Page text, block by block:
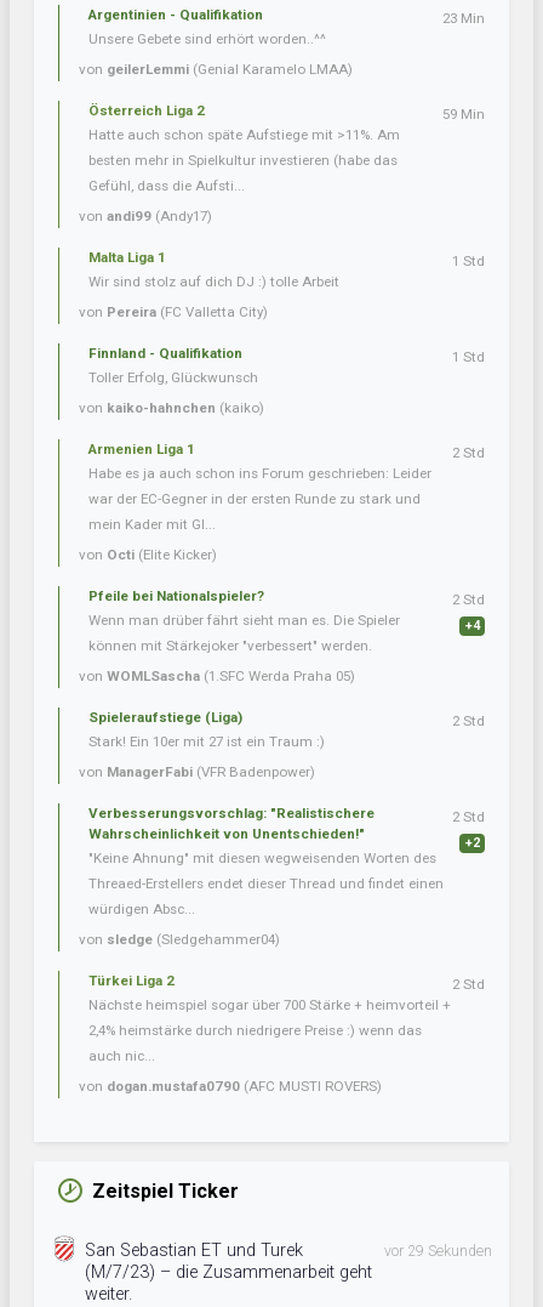
Argentinien - Qualifikation
Unsere Gebete sind erhört worden..^^
von geilerLemmi (Genial Karamelo LMAA)
23 Min
Österreich Liga 2
Hatte auch schon späte Aufstiege mit >11%. Am
besten mehr in Spielkultur investieren (habe das
Gefühl, dass die Aufsti...
von andi99 (Andy17)
59 Min
Malta Liga 1
Wir sind stolz auf dich DJ :) tolle Arbeit
von Pereira (FC Valletta City)
1 Std
Finnland - Qualifikation
Toller Erfolg, Glückwunsch
von kaiko-hahnchen (kaiko)
1 Std
Armenien Liga 1
Habe es ja auch schon ins Forum geschrieben: Leider
war der EC-Gegner in der ersten Runde zu stark und
mein Kader mit Gl...
von Octi (Elite Kicker)
2 Std
Pfeile bei Nationalspieler?
Wenn man drüber fährt sieht man es. Die Spieler
können mit Stärkejoker "verbessert" werden.
von WOMLSascha (1.SFC Werda Praha 05)
2 Std
+4
Spieleraufstiege (Liga)
Stark! Ein 10er mit 27 ist ein Traum :)
von ManagerFabi (VFR Badenpower)
2 Std
Verbesserungsvorschlag: "Realistischere
Wahrscheinlichkeit von Unentschieden!"
"Keine Ahnung" mit diesen wegweisenden Worten des
Threaed-Erstellers endet dieser Thread und findet einen
würdigen Absc...
von sledge (Sledgehammer04)
2 Std
+2
Türkei Liga 2
Nächste heimspiel sogar über 700 Stärke + heimvorteil +
2,4% heimstärke durch niedrigere Preise :) wenn das
auch nic...
von dogan.mustafa0790 (AFC MUSTI ROVERS)
2 Std
Zeitspiel Ticker
San Sebastian ET und Turek
(M/7/23) – die Zusammenarbeit geht
weiter.
vor 29 Sekunden